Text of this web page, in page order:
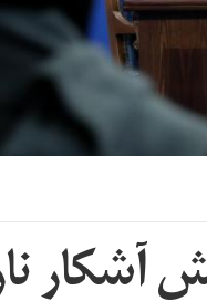
آشکار